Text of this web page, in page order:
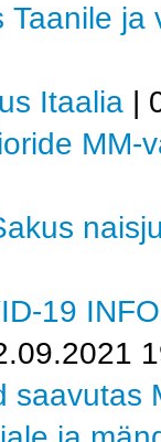
Taanile
Itaalia |
MM-
19
saavutas